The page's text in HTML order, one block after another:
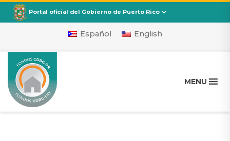
CDBG
Departamento de la Vivienda
Portal oficial del Gobierno de Puerto Rico
Español English
MENU